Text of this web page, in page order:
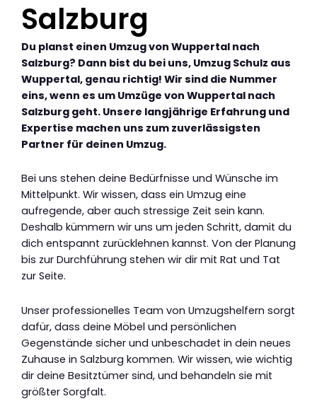
Salzburg
Du planst einen Umzug von Wuppertal nach
Salzburg? Dann bist du bei uns, Umzug Schulz aus
Wuppertal, genau richtig! Wir sind die Nummer
eins, wenn es um Umzüge von Wuppertal nach
Salzburg geht. Unsere langjährige Erfahrung und
Expertise machen uns zum zuverlässigsten
Partner für deinen Umzug.
Bei uns stehen deine Bedürfnisse und Wünsche im
Mittelpunkt. Wir wissen, dass ein Umzug eine
aufregende, aber auch stressige Zeit sein kann.
Deshalb kümmern wir uns um jeden Schritt, damit du
dich entspannt zurücklehnen kannst. Von der Planung
bis zur Durchführung stehen wir dir mit Rat und Tat
zur Seite.
Unser professionelles Team von Umzugshelfern sorgt
dafür, dass deine Möbel und persönlichen
Gegenstände sicher und unbeschadet in dein neues
Zuhause in Salzburg kommen. Wir wissen, wie wichtig
dir deine Besitztümer sind, und behandeln sie mit
größter Sorgfalt.